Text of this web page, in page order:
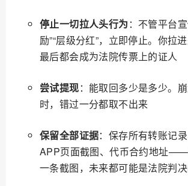
停止一切拉人头行为 ：不管平台
励”“层级分红”，立即停止。你拉
最后都会成为法院传票上的证人
尝试提现：能取回多少是多少。
时，错过一分都取不出来
保留全部证据：保存所有转账记录
APP页面截图、代币合约地址
一条截图，未来都可能是法院判